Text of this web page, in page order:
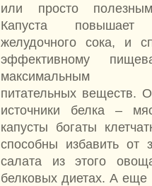
или просто
Капуста повышает
желудочного сока, и
эффективному
максимальным
питательных веществ.
источники белка –
капусты богаты
способны избавить от
салата из этого
белковых диетах. А еще